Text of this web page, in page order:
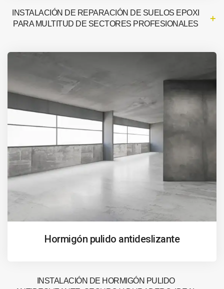
INSTALACIÓN DE REPARACIÓN DE SUELOS EPOXI
PARA MULTITUD DE SECTORES PROFESIONALES
Hormigón pulido antideslizante
INSTALACIÓN DE HORMIGÓN PULIDO